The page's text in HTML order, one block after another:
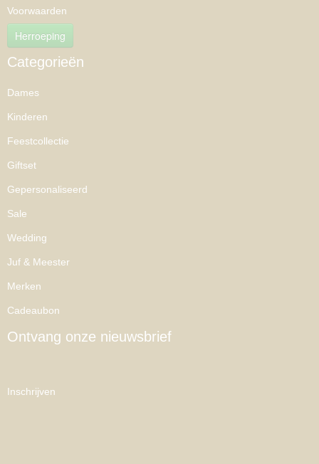
Voorwaarden
Herroeping
Categorieën
Dames
Kinderen
Feestcollectie
Giftset
Gepersonaliseerd
Sale
Wedding
Juf & Meester
Merken
Cadeaubon
Ontvang onze nieuwsbrief
Inschrijven